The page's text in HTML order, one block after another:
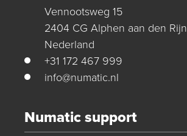
Vennootsweg 15
2404 CG Alphen aan den Rijn
Nederland
+31 172 467 999
info@numatic.nl
Numatic support